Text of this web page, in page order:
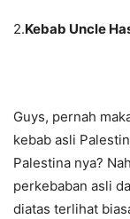
2.Kebab Uncle
Guys, pernah
kebab asli
Palestina nya?
perkebaban asli
diatas terlihat